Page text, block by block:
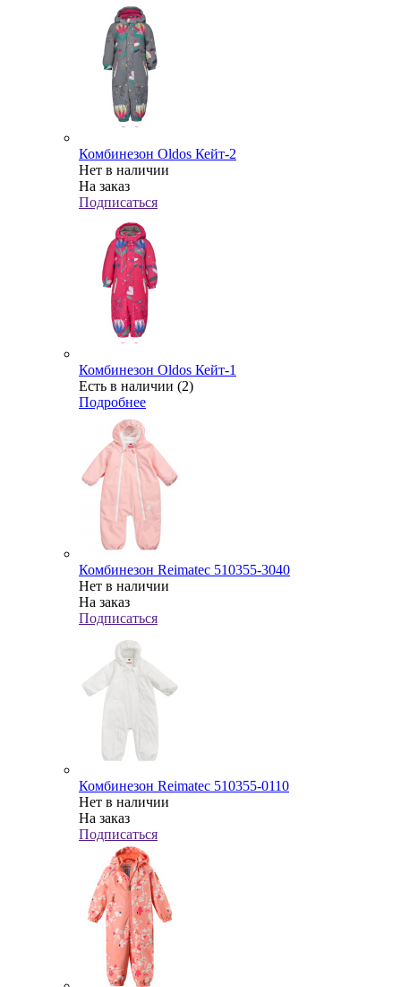
Комбинезон Oldos Кейт-2
Нет в наличии
На заказ
Подписаться
Комбинезон Oldos Кейт-1
Есть в наличии (2)
Подробнее
Комбинезон Reimatec 510355-3040
Нет в наличии
На заказ
Подписаться
Комбинезон Reimatec 510355-0110
Нет в наличии
На заказ
Подписаться